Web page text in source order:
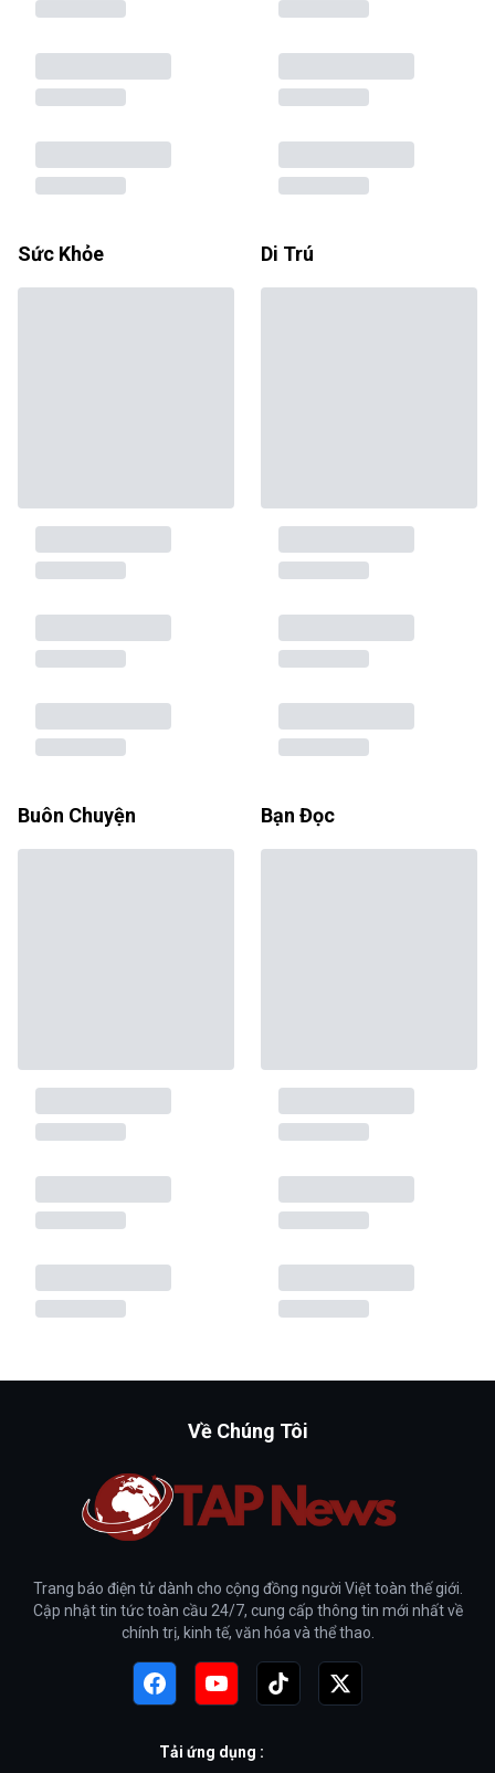
Sức Khỏe Di Trú
Buôn Chuyện Bạn Đọc
Về Chúng Tôi
Trang báo điện tử dành cho cộng đồng người Việt toàn thế giới.
Cập nhật tin tức toàn cầu 24/7, cung cấp thông tin mới nhất về
chính trị, kinh tế, văn hóa và thể thao.
Tải ứng dụng :